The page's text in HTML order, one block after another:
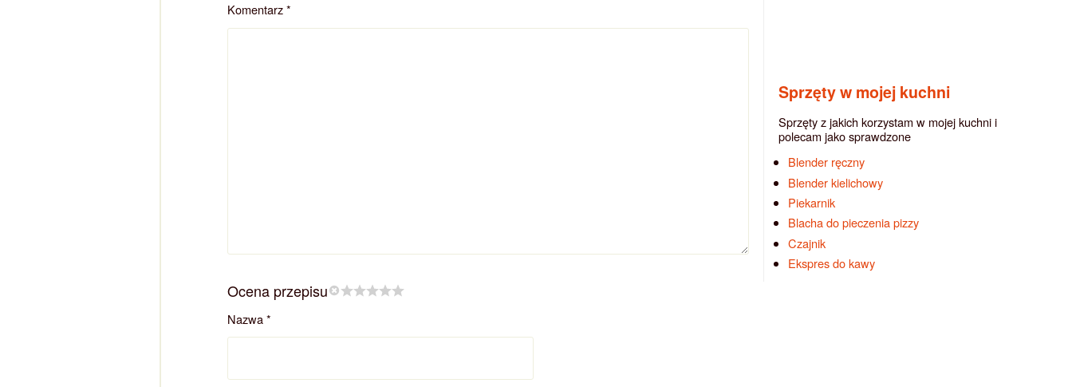
Sprzęty w mojej kuchni
Sprzęty z jakich korzystam w mojej kuchni i
polecam jako sprawdzone
Blender ręczny
Blender kielichowy
Piekarnik
Blacha do pieczenia pizzy
Czajnik
Ekspres do kawy
Komentarz*
Ocena przepisu
Nazwa*